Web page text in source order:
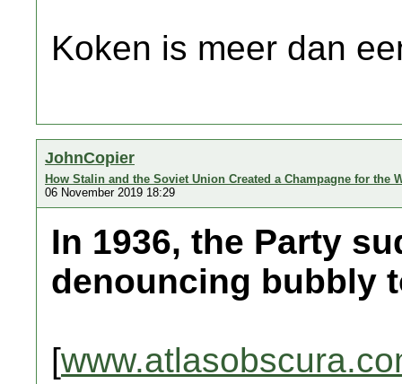
Koken is meer dan
JohnCopier
How Stalin and the Soviet Union Created a Champagne for the
06 November 2019 18:29
In 1936, the Party
denouncing bubbly
[